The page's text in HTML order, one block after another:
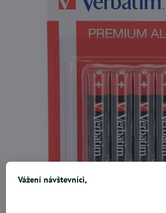
Vážení návštevníci,